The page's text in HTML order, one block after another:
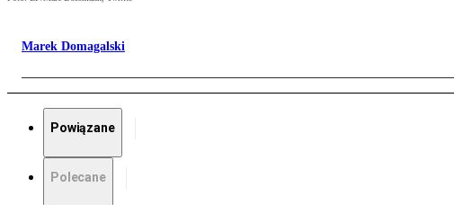
Marek Domagalski
Powiązane
Polecane